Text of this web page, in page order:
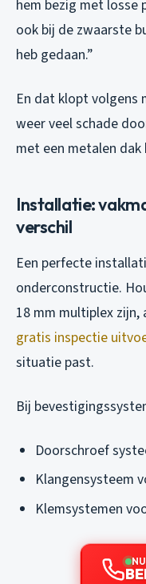
hem bezig met losse
ook bij de zwaarste
heb gedaan.”
En dat klopt volgens
weer veel schade
met een metalen dak
Installatie:
verschil
Een perfecte
onderconstructie.
18 mm multiplex
gratis inspectie
situatie past.
Bij
Doorschroef
Klangensysteem
Klemsystemen